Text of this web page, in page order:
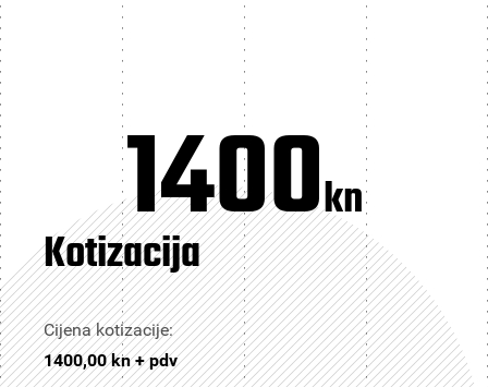
1400kn
Kotizacija
Cijena kotizacije:
1400,00 kn + pdv